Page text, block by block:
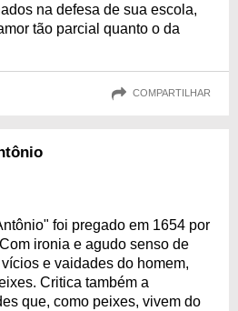
na defesa de sua escola,
tão parcial quanto o da
COMPARTILHAR
foi pregado em 1654 por
ironia e agudo senso de
e vaidades do homem,
Critica também a
que, como peixes, vivem do